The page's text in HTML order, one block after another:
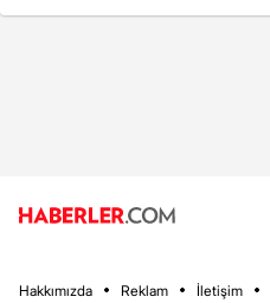
Hakkımızda Reklam İletişim